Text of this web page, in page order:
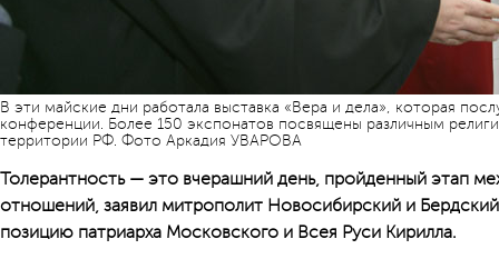
В эти майские дни работала выставка «Вера и дела», которая
конференции. Более 150 экспонатов посвящены различным
территории РФ. Фото Аркадия УВАРОВА
Толерантность — это вчерашний день, пройденный этап
отношений, заявил митрополит Новосибирский и
позицию патриарха Московского и Всея Руси Кирилла.